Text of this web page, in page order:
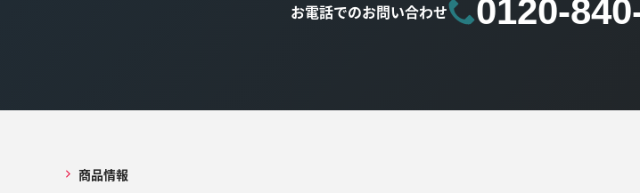
お電話でのお問い合わせ 0120-
商品情報